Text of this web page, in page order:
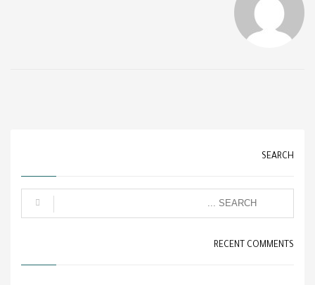
SEARCH
RECENT COMMENTS